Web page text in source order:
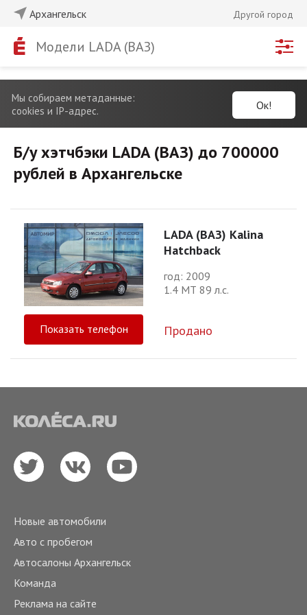
Архангельск Другой город
Модели LADA (ВАЗ)
Мы собираем метаданные:
cookies и IP-адрес.
Ок!
Б/у хэтчбэки LADA (ВАЗ) до 700000
рублей в Архангельске
LADA (ВАЗ) Kalina
Hatchback
год: 2009
1.4 МТ 89 л.с.
Показать телефон Продано
Новые автомобили
Авто с пробегом
Автосалоны Архангельск
Команда
Реклама на сайте